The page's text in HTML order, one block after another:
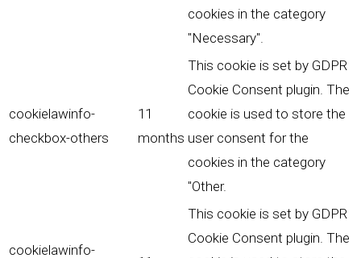
cookies in the category
"Necessary".
cookielawinfo-
checkbox-others
11
months
This cookie is set by GDPR
Cookie Consent plugin. The
cookie is used to store the
user consent for the
cookies in the category
"Other.
cookielawinfo-
This cookie is set by GDPR
Cookie Consent plugin. The